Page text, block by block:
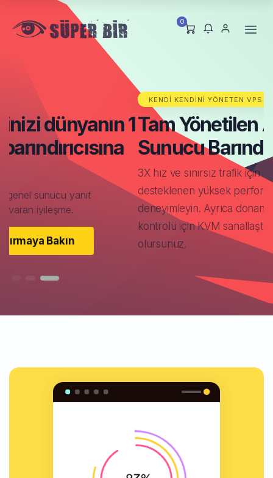
0
KENDI KENDINI YÖNETEN VPS HOSTING
Tam Yönetilen Adanmış
Sunucu Barındırma Alın.
3X hız ve sınırsız trafik için Virtuozzo tarafından
desteklenen yüksek performanslı NVMe SSD'leri
deneyimleyin. Ayrıca donanım kaynaklarınızın tam
kontrolü için KVM sanallaştırma özelliğine de sahip
olursunuz.